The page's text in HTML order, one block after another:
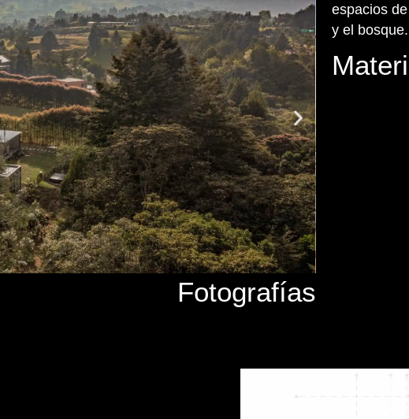
Fotografías
espacios
y el bosque.